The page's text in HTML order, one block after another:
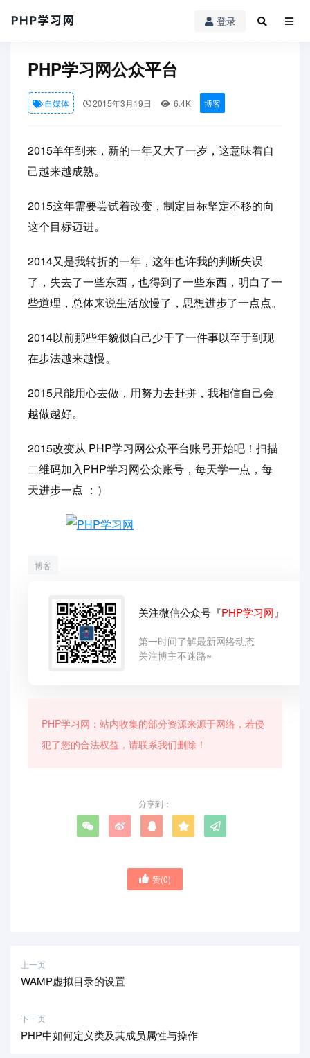
登录
PHP学习网 » PHP学习网公众平台
PHP学习网公众平台
自媒体 2015年3月19日 6.4K 博客
2015羊年到来，新的一年又大了一岁，这意味着自
己越来越成熟。
2015这年需要尝试着改变，制定目标坚定不移的向
这个目标迈进。
2014又是我转折的一年，这年也许我的判断失误
了，失去了一些东西，也得到了一些东西，明白了一
些道理，总体来说生活放慢了，思想进步了一点点。
2014以前那些年貌似自己少干了一件事以至于到现
在步法越来越慢。
2015只能用心去做，用努力去赶拼，我相信自己会
越做越好。
2015改变从 PHP学习网公众平台账号开始吧！扫描
二维码加入PHP学习网公众账号，每天学一点，每
天进步一点 ：）
博客
关注微信公众号『PHP学习网 』
第一时间了解最新网络动态
关注博主不迷路~
PHP学习网：站内收集的部分资源来源于网络，若侵
犯了您的合法权益，请联系我们删除！
分享到：
赞(0)
上一页
WAMP虚拟目录的设置
下一页
PHP中如何定义类及其成员属性与操作